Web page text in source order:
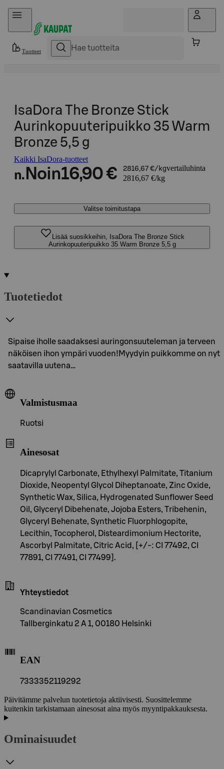
Hyppää sisältöön
Tuotteet
IsaDora The Bronze Stick
Aurinkopuuteripuikko 35 Warm
Bronze 5,5 g
Kaikki IsaDora-tuotteet
n. Noin16,90 € 2816,67 €/kgvertailuhinta
2816,67 €/kg
Valitse toimitustapa
Lisää suosikkeihin, IsaDora The Bronze Stick
Aurinkopuuteripuikko 35 Warm Bronze 5,5 g
Tuotetiedot
Sipaise iholle saadaksesi auringonsuuteleman ja terveen
näköisen ihon ympäri vuoden!Myydyin puikkomme on nyt
saatavilla uutena…
Valmistusmaa
Ruotsi
Ainesosat
Dicaprylyl Carbonate, Ethylhexyl Palmitate, Titanium
Dioxide, Neopentyl Glycol Diheptanoate, Zinc Oxide,
Synthetic Wax, Silica, Hydrogenated Sunflower Seed
Oil, Glyceryl Dibehenate, Jojoba Esters, Tribehenin,
Glyceryl Behenate, Synthetic Fluorphlogopite,
Lecithin, Tocopherol, Disteardimonium Hectorite,
Ascorbyl Palmitate, Citric Acid, [+/-: CI 77492, CI
77891, CI 77491, CI 77499].
Yhteystiedot
Scandinavian Cosmetics
Tallberginkatu 2 A 1, 00180 Helsinki
EAN
7333352119292
Päivitämme palvelun tuotetietoja aktiivisesti. Suosittelemme
kuitenkin tarkistamaan ainesosat aina myös myyntipakkauksesta.
Ominaisuudet